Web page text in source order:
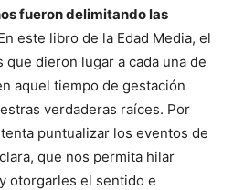
fueron delimitando las
este libro de la Edad Media, el
dieron lugar a cada una de
aquel tiempo de gestación
verdaderas raíces. Por
puntualizar los eventos de
que nos permita hilar
otorgarles el sentido e